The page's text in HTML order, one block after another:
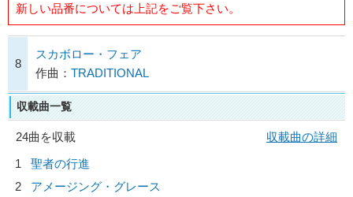
新しい品番については上記をご覧下さい。
8
スカボロー・フェア
作曲： TRADITIONAL
収載曲一覧
24曲を収載
収載曲の詳細
1
聖者の行進
2
アメージング・グレース